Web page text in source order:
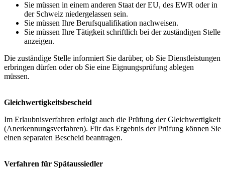
Sie müssen in einem anderen Staat der EU, des EWR oder in
der Schweiz niedergelassen sein.
Sie müssen Ihre Berufsqualifikation nachweisen.
Sie müssen Ihre Tätigkeit schriftlich bei der zuständigen Stelle
anzeigen.
Die zuständige Stelle informiert Sie darüber, ob Sie Dienstleistungen
erbringen dürfen oder ob Sie eine Eignungsprüfung ablegen
müssen.
Gleichwertigkeitsbescheid
Im Erlaubnisverfahren erfolgt auch die Prüfung der Gleichwertigkeit
(Anerkennungsverfahren). Für das Ergebnis der Prüfung können Sie
einen separaten Bescheid beantragen.
Verfahren für Spätaussiedler